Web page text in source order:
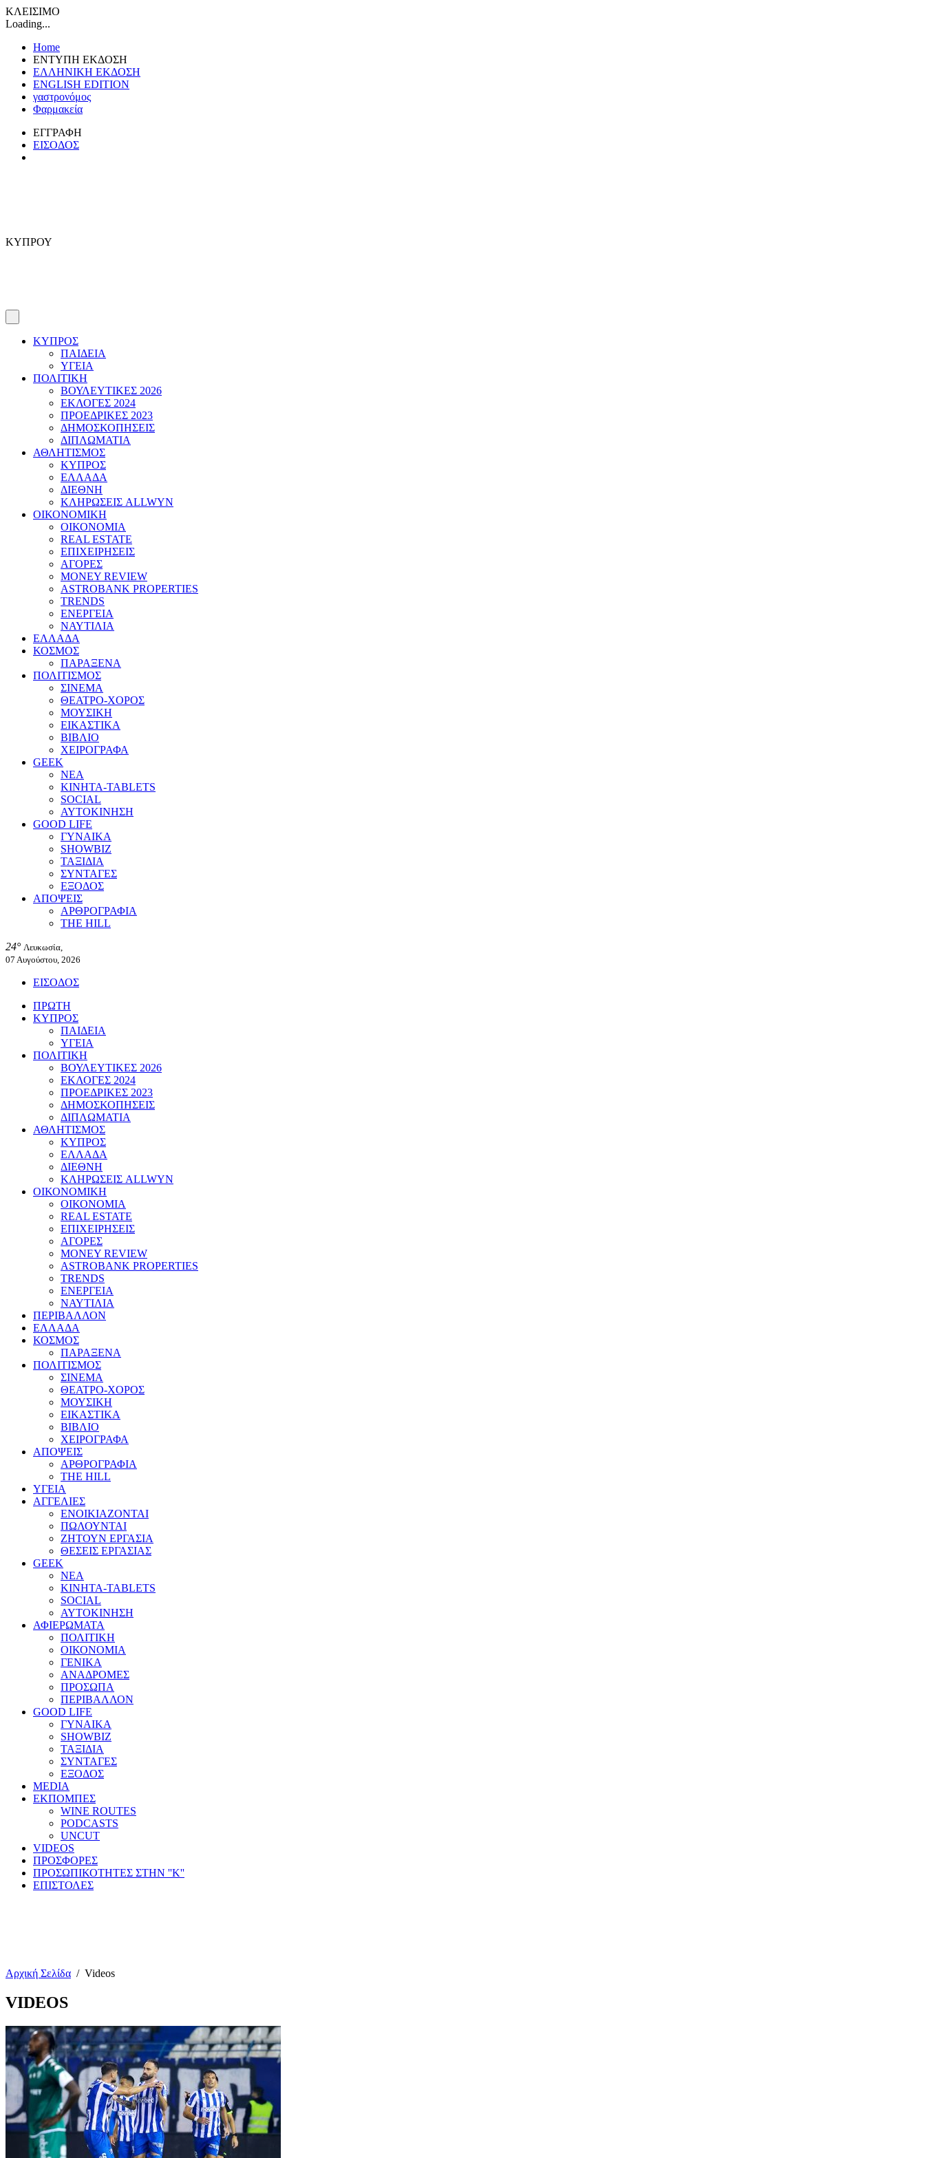
ΚΛΕΙΣΙΜΟ
Loading...
Home
ΕΝΤΥΠΗ ΕΚΔΟΣΗ
ΕΛΛΗΝΙΚΗ ΕΚΔΟΣΗ
ENGLISH EDITION
γαστρονόμος
Φαρμακεία
ΕΓΓΡΑΦΗ
ΕΙΣΟΔΟΣ
ΚΥΠΡΟΥ
ΚΥΠΡΟΣ
ΠΑΙΔΕΙΑ
ΥΓΕΙΑ
ΠΟΛΙΤΙΚΗ
ΒΟΥΛΕΥΤΙΚΕΣ 2026
ΕΚΛΟΓΕΣ 2024
ΠΡΟΕΔΡΙΚΕΣ 2023
ΔΗΜΟΣΚΟΠΗΣΕΙΣ
ΔΙΠΛΩΜΑΤΙΑ
ΑΘΛΗΤΙΣΜΟΣ
ΚΥΠΡΟΣ
ΕΛΛΑΔΑ
ΔΙΕΘΝΗ
ΚΛΗΡΩΣΕΙΣ ALLWYN
ΟΙΚΟΝΟΜΙΚΗ
ΟΙΚΟΝΟΜΙΑ
REAL ESTATE
ΕΠΙΧΕΙΡΗΣΕΙΣ
ΑΓΟΡΕΣ
MONEY REVIEW
ASTROBANK PROPERTIES
TRENDS
ΕΝΕΡΓΕΙΑ
ΝΑΥΤΙΛΙΑ
ΕΛΛΑΔΑ
ΚΟΣΜΟΣ
ΠΑΡΑΞΕΝΑ
ΠΟΛΙΤΙΣΜΟΣ
ΣΙΝΕΜΑ
ΘΕΑΤΡΟ-ΧΟΡΟΣ
ΜΟΥΣΙΚΗ
ΕΙΚΑΣΤΙΚΑ
ΒΙΒΛΙΟ
ΧΕΙΡΟΓΡΑΦΑ
GEEK
ΝΕΑ
ΚΙΝΗΤΑ-TABLETS
SOCIAL
ΑΥΤΟΚΙΝΗΣΗ
GOOD LIFE
ΓΥΝΑΙΚΑ
SHOWBIZ
ΤΑΞΙΔΙΑ
ΣΥΝΤΑΓΕΣ
ΕΞΟΔΟΣ
ΑΠΟΨΕΙΣ
ΑΡΘΡΟΓΡΑΦΙΑ
THE HILL
24° Λευκωσία,
07 Αυγούστου, 2026
ΕΙΣΟΔΟΣ
ΠΡΩΤΗ
ΚΥΠΡΟΣ
ΠΑΙΔΕΙΑ
ΥΓΕΙΑ
ΠΟΛΙΤΙΚΗ
ΒΟΥΛΕΥΤΙΚΕΣ 2026
ΕΚΛΟΓΕΣ 2024
ΠΡΟΕΔΡΙΚΕΣ 2023
ΔΗΜΟΣΚΟΠΗΣΕΙΣ
ΔΙΠΛΩΜΑΤΙΑ
ΑΘΛΗΤΙΣΜΟΣ
ΚΥΠΡΟΣ
ΕΛΛΑΔΑ
ΔΙΕΘΝΗ
ΚΛΗΡΩΣΕΙΣ ALLWYN
ΟΙΚΟΝΟΜΙΚΗ
ΟΙΚΟΝΟΜΙΑ
REAL ESTATE
ΕΠΙΧΕΙΡΗΣΕΙΣ
ΑΓΟΡΕΣ
MONEY REVIEW
ASTROBANK PROPERTIES
TRENDS
ΕΝΕΡΓΕΙΑ
ΝΑΥΤΙΛΙΑ
ΠΕΡΙΒΑΛΛΟΝ
ΕΛΛΑΔΑ
ΚΟΣΜΟΣ
ΠΑΡΑΞΕΝΑ
ΠΟΛΙΤΙΣΜΟΣ
ΣΙΝΕΜΑ
ΘΕΑΤΡΟ-ΧΟΡΟΣ
ΜΟΥΣΙΚΗ
ΕΙΚΑΣΤΙΚΑ
ΒΙΒΛΙΟ
ΧΕΙΡΟΓΡΑΦΑ
ΑΠΟΨΕΙΣ
ΑΡΘΡΟΓΡΑΦΙΑ
THE HILL
ΥΓΕΙΑ
ΑΓΓΕΛΙΕΣ
ΕΝΟΙΚΙΑΖΟΝΤΑΙ
ΠΩΛΟΥΝΤΑΙ
ΖΗΤΟΥΝ ΕΡΓΑΣΙΑ
ΘΕΣΕΙΣ ΕΡΓΑΣΙΑΣ
GEEK
ΝΕΑ
ΚΙΝΗΤΑ-TABLETS
SOCIAL
ΑΥΤΟΚΙΝΗΣΗ
ΑΦΙΕΡΩΜΑΤΑ
ΠΟΛΙΤΙΚΗ
ΟΙΚΟΝΟΜΙΑ
ΓΕΝΙΚΑ
ΑΝΑΔΡΟΜΕΣ
ΠΡΟΣΩΠΑ
ΠΕΡΙΒΑΛΛΟΝ
GOOD LIFE
ΓΥΝΑΙΚΑ
SHOWBIZ
ΤΑΞΙΔΙΑ
ΣΥΝΤΑΓΕΣ
ΕΞΟΔΟΣ
MEDIA
ΕΚΠΟΜΠΕΣ
WINE ROUTES
PODCASTS
UNCUT
VIDEOS
ΠΡΟΣΦΟΡΕΣ
ΠΡΟΣΩΠΙΚΟΤΗΤΕΣ ΣΤΗΝ ''Κ''
ΕΠΙΣΤΟΛΕΣ
Αρχική Σελίδα / Videos
VIDEOS